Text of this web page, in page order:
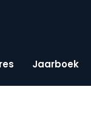
Jaarboek